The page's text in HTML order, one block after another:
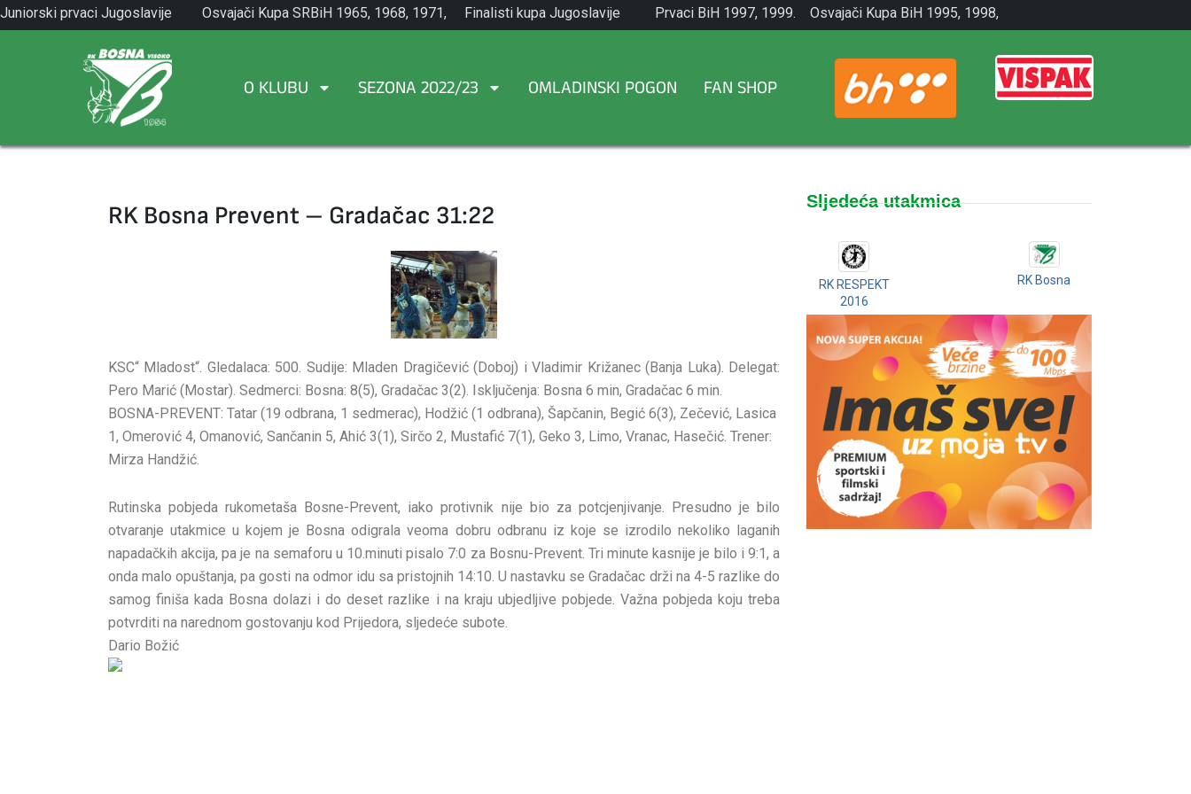
Skip
to
Juniorski prvaci Jugoslavije
1971.
Osvajači Kupa SRBiH 1965, 1968, 1971,
1982.
Finalisti kupa Jugoslavije
1965.
Prvaci BiH 1997, 1999.
Osvajači Kupa BiH 1995, 1998,
2001.
O KLUBU SEZONA 2022/23 OMLADINSKI POGON FAN SHOP
RK Bosna Prevent – Gradačac 31:22
KSC“ Mladost“. Gledalaca: 500. Sudije: Mladen Dragičević (Doboj) i Vladimir Križanec (Banja Luka). Delegat:
Pero Marić (Mostar). Sedmerci: Bosna: 8(5), Gradačac 3(2). Isključenja: Bosna 6 min, Gradačac 6 min.
BOSNA-PREVENT: Tatar (19 odbrana, 1 sedmerac), Hodžić (1 odbrana), Šapčanin, Begić 6(3), Zečević, Lasica
1, Omerović 4, Omanović, Sančanin 5, Ahić 3(1), Sirčo 2, Mustafić 7(1), Geko 3, Limo, Vranac, Hasečić. Trener:
Mirza Handžić.
Rutinska pobjeda rukometaša Bosne-Prevent, iako protivnik nije bio za potcjenjivanje. Presudno je bilo
otvaranje utakmice u kojem je Bosna odigrala veoma dobru odbranu iz koje se izrodilo nekoliko laganih
napadačkih akcija, pa je na semaforu u 10.minuti pisalo 7:0 za Bosnu-Prevent. Tri minute kasnije je bilo i 9:1, a
onda malo opuštanja, pa gosti na odmor idu sa pristojnih 14:10. U nastavku se Gradačac drži na 4-5 razlike do
samog finiša kada Bosna dolazi i do deset razlike i na kraju ubjedljive pobjede. Važna pobjeda koju treba
potvrditi na narednom gostovanju kod Prijedora, sljedeće subote.
Dario Božić
Sljedeća utakmica
RK RESPEKT
2016
RK Bosna